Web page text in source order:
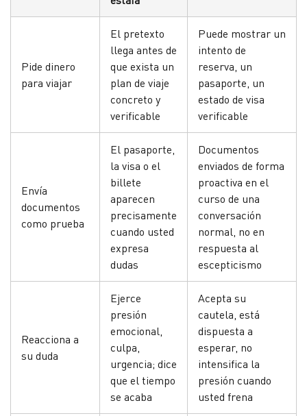
Pide dinero
para viajar
El pretexto
llega antes de
que exista un
plan de viaje
concreto y
verificable
Puede mostrar un
intento de
reserva, un
pasaporte, un
estado de visa
verificable
Envía
documentos
como prueba
El pasaporte,
la visa o el
billete
aparecen
precisamente
cuando usted
expresa
dudas
Documentos
enviados de forma
proactiva en el
curso de una
conversación
normal, no en
respuesta al
escepticismo
Reacciona a
su duda
Ejerce
presión
emocional,
culpa,
urgencia; dice
que el tiempo
se acaba
Acepta su
cautela, está
dispuesta a
esperar, no
intensifica la
presión cuando
usted frena